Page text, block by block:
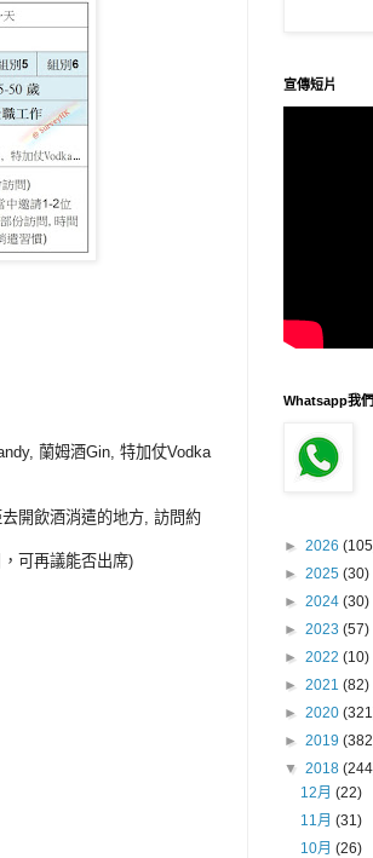
蘭姆酒Gin, 特加仗Vodka
開飲酒消遣的地方, 訪問約
可再議能否出席)
宣傳短片
Whatsapp我們
► 2026
► 2025 (30)
► 2024 (30)
► 2023 (57)
► 2022 (10)
► 2021 (82)
► 2020
► 2019
▼ 2018
12月(22)
11月(31)
10月(26)